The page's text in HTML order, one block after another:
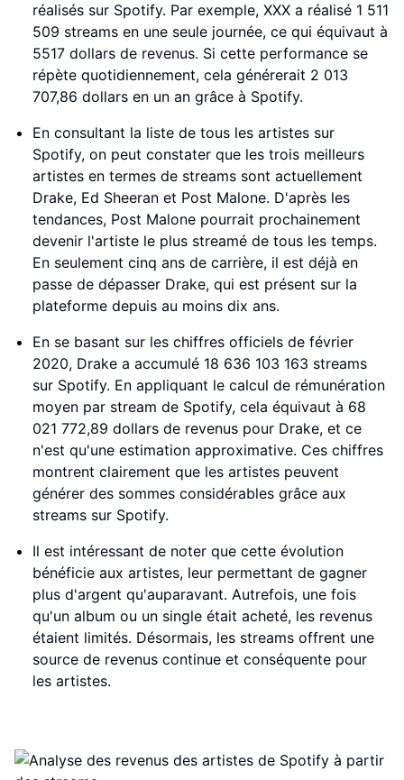
réalisés sur Spotify. Par exemple, XXX a réalisé 1 511
509 streams en une seule journée, ce qui équivaut à
5517 dollars de revenus. Si cette performance se
répète quotidiennement, cela générerait 2 013
707,86 dollars en un an grâce à Spotify.
En consultant la liste de tous les artistes sur
Spotify, on peut constater que les trois meilleurs
artistes en termes de streams sont actuellement
Drake, Ed Sheeran et Post Malone. D'après les
tendances, Post Malone pourrait prochainement
devenir l'artiste le plus streamé de tous les temps.
En seulement cinq ans de carrière, il est déjà en
passe de dépasser Drake, qui est présent sur la
plateforme depuis au moins dix ans.
En se basant sur les chiffres officiels de février
2020, Drake a accumulé 18 636 103 163 streams
sur Spotify. En appliquant le calcul de rémunération
moyen par stream de Spotify, cela équivaut à 68
021 772,89 dollars de revenus pour Drake, et ce
n'est qu'une estimation approximative. Ces chiffres
montrent clairement que les artistes peuvent
générer des sommes considérables grâce aux
streams sur Spotify.
Il est intéressant de noter que cette évolution
bénéficie aux artistes, leur permettant de gagner
plus d'argent qu'auparavant. Autrefois, une fois
qu'un album ou un single était acheté, les revenus
étaient limités. Désormais, les streams offrent une
source de revenus continue et conséquente pour
les artistes.